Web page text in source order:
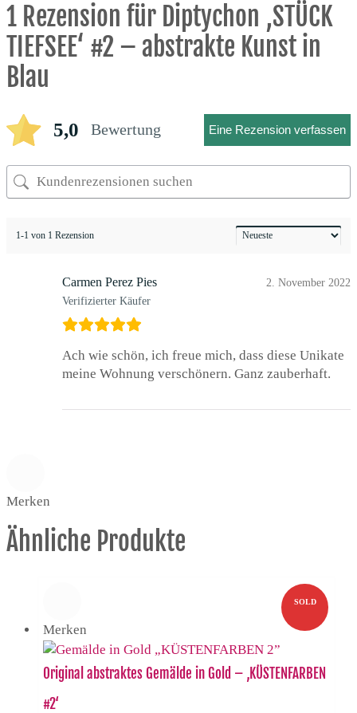
1 Rezension für Diptychon ‚STÜCK
TIEFSEE‘ #2 – abstrakte Kunst in
Blau
5,0 Bewertung Eine Rezension verfassen
1-1 von 1 Rezension
Carmen Perez Pies
Verifizierter Käufer
2. November 2022
Ach wie schön, ich freue mich, dass diese Unikate
meine Wohnung verschönern. Ganz zauberhaft.
Merken
Ähnliche Produkte
SOLD
Merken
Original abstraktes Gemälde in Gold – ‚KÜSTENFARBEN
#2‘